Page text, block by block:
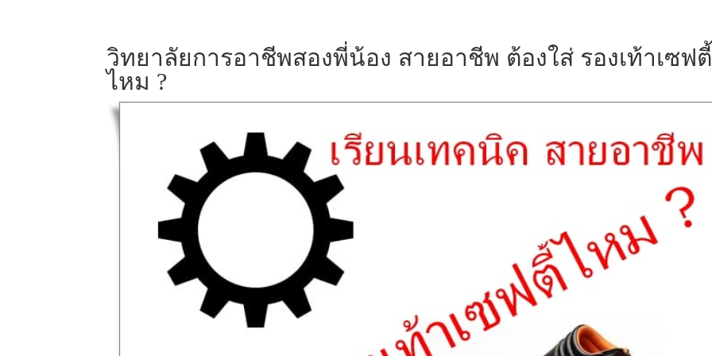
วิทยาลัยการอาชีพสองพี่น้อง สายอาชีพ ต้องใส่ รองเท้าเซฟตี้
ไหม ?